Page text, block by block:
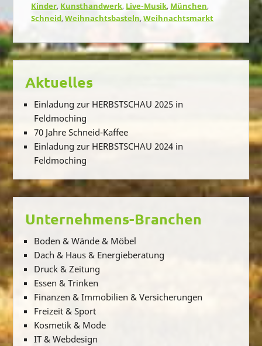
Kinder, Kunsthandwerk, Live-Musik, München,
Schneid,Weihnachtsbasteln,Weihnachtsmarkt
Aktuelles
Einladung zur HERBSTSCHAU 2025 in
Feldmoching
70 Jahre Schneid-Kaffee
Einladung zur HERBSTSCHAU 2024 in
Feldmoching
Unternehmens-Branchen
Boden & Wände & Möbel
Dach & Haus & Energieberatung
Druck & Zeitung
Essen & Trinken
Finanzen & Immobilien & Versicherungen
Freizeit & Sport
Kosmetik & Mode
IT & Webdesign